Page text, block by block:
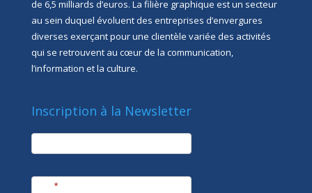
de 6,5 milliards d’euros. La filière graphique est un secteur
au sein duquel évoluent des entreprises d’envergures
diverses exerçant pour une clientèle variée des activités
qui se retrouvent au cœur de la communication,
l’information et la culture.
Inscription à la Newsletter
newsletter
*